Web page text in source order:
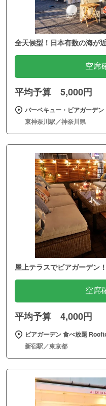
全天候型！日本有数の海が
空席
平均予算 5,000円
バーベキュー・ビアガーデ
東神奈川駅／神奈川県
屋上テラスでビアガーデン
空席
平均予算 4,000円
ビアガーデン 食べ放題
新宿駅／東京都